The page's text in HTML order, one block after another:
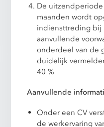
De uitzendperiode
maanden wordt
indiensttreding bij
aanvullende
onderdeel van de
duidelijk
40 %
Aanvullende
Onder een CV
de werkervaring